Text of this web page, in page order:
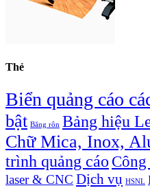
Thẻ
Biển quảng cáo
bật Băng rôn Bảng hiệu
Chữ Mica, Inox,
trình quảng cáo
laser & CNC Dịch vụ HSNL